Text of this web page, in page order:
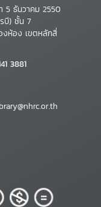
5 ธันวาคม 2550
บี) ชั้น 7
ห้อง เขตหลักสี่
3881